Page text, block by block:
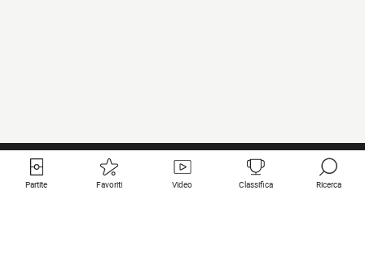
Partite Favoriti Video Classifica Ricerca